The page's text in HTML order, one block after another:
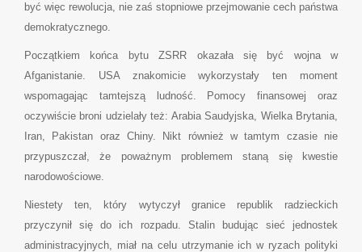
być więc rewolucja, nie zaś stopniowe przejmowanie cech państwa
demokratycznego.
Początkiem końca bytu ZSRR okazała się być wojna w
Afganistanie. USA znakomicie wykorzystały ten moment
wspomagając tamtejszą ludność. Pomocy finansowej oraz
oczywiście broni udzielały też: Arabia Saudyjska, Wielka Brytania,
Iran, Pakistan oraz Chiny. Nikt również w tamtym czasie nie
przypuszczał, że poważnym problemem staną się kwestie
narodowościowe.
Niestety ten, który wytyczył granice republik radzieckich
przyczynił się do ich rozpadu. Stalin budując sieć jednostek
administracyjnych, miał na celu utrzymanie ich w ryzach polityki